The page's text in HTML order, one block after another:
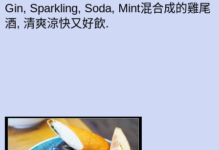
Gin, Sparkling, Soda, Mint混合成的雞尾
酒, 清爽涼快又好飲.